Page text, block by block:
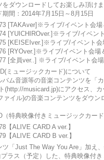
ダウンロードしてお楽しみ頂けま
間：2014年7月15日～8月15日
[TAKAver]※ライブ/イベント会
[YUICHIROver.]※ライブ/イベン
[KEISEIver.]※ライブ/イベント
[RYOver.]※ライブ/イベント会場
[全員ver..] ※ライブ/イベント会
ミュージックカード)について
バム音源等の音楽コンテンツを「
(http://musicard.jp)にアクセス、
ァイル)の音楽コンテンツをダウン
（特典映像付きミュージックカー
【ALIVE CARD A ver.】
【ALIVE CARD B ver.】
「Just The Way You Are」加え
ラス（予定）した、特典映像付